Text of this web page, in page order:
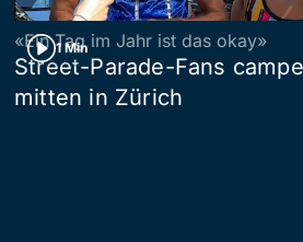
1 Min
«Ein Tag im Jahr ist das okay»
Street-Parade-Fans
mitten in Zürich